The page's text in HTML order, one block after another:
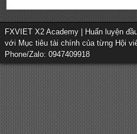
FXVIET X2 Academy | Huấn luyện
với Mục tiêu tài chính của từng Hội
Phone/Zalo: 0947409918